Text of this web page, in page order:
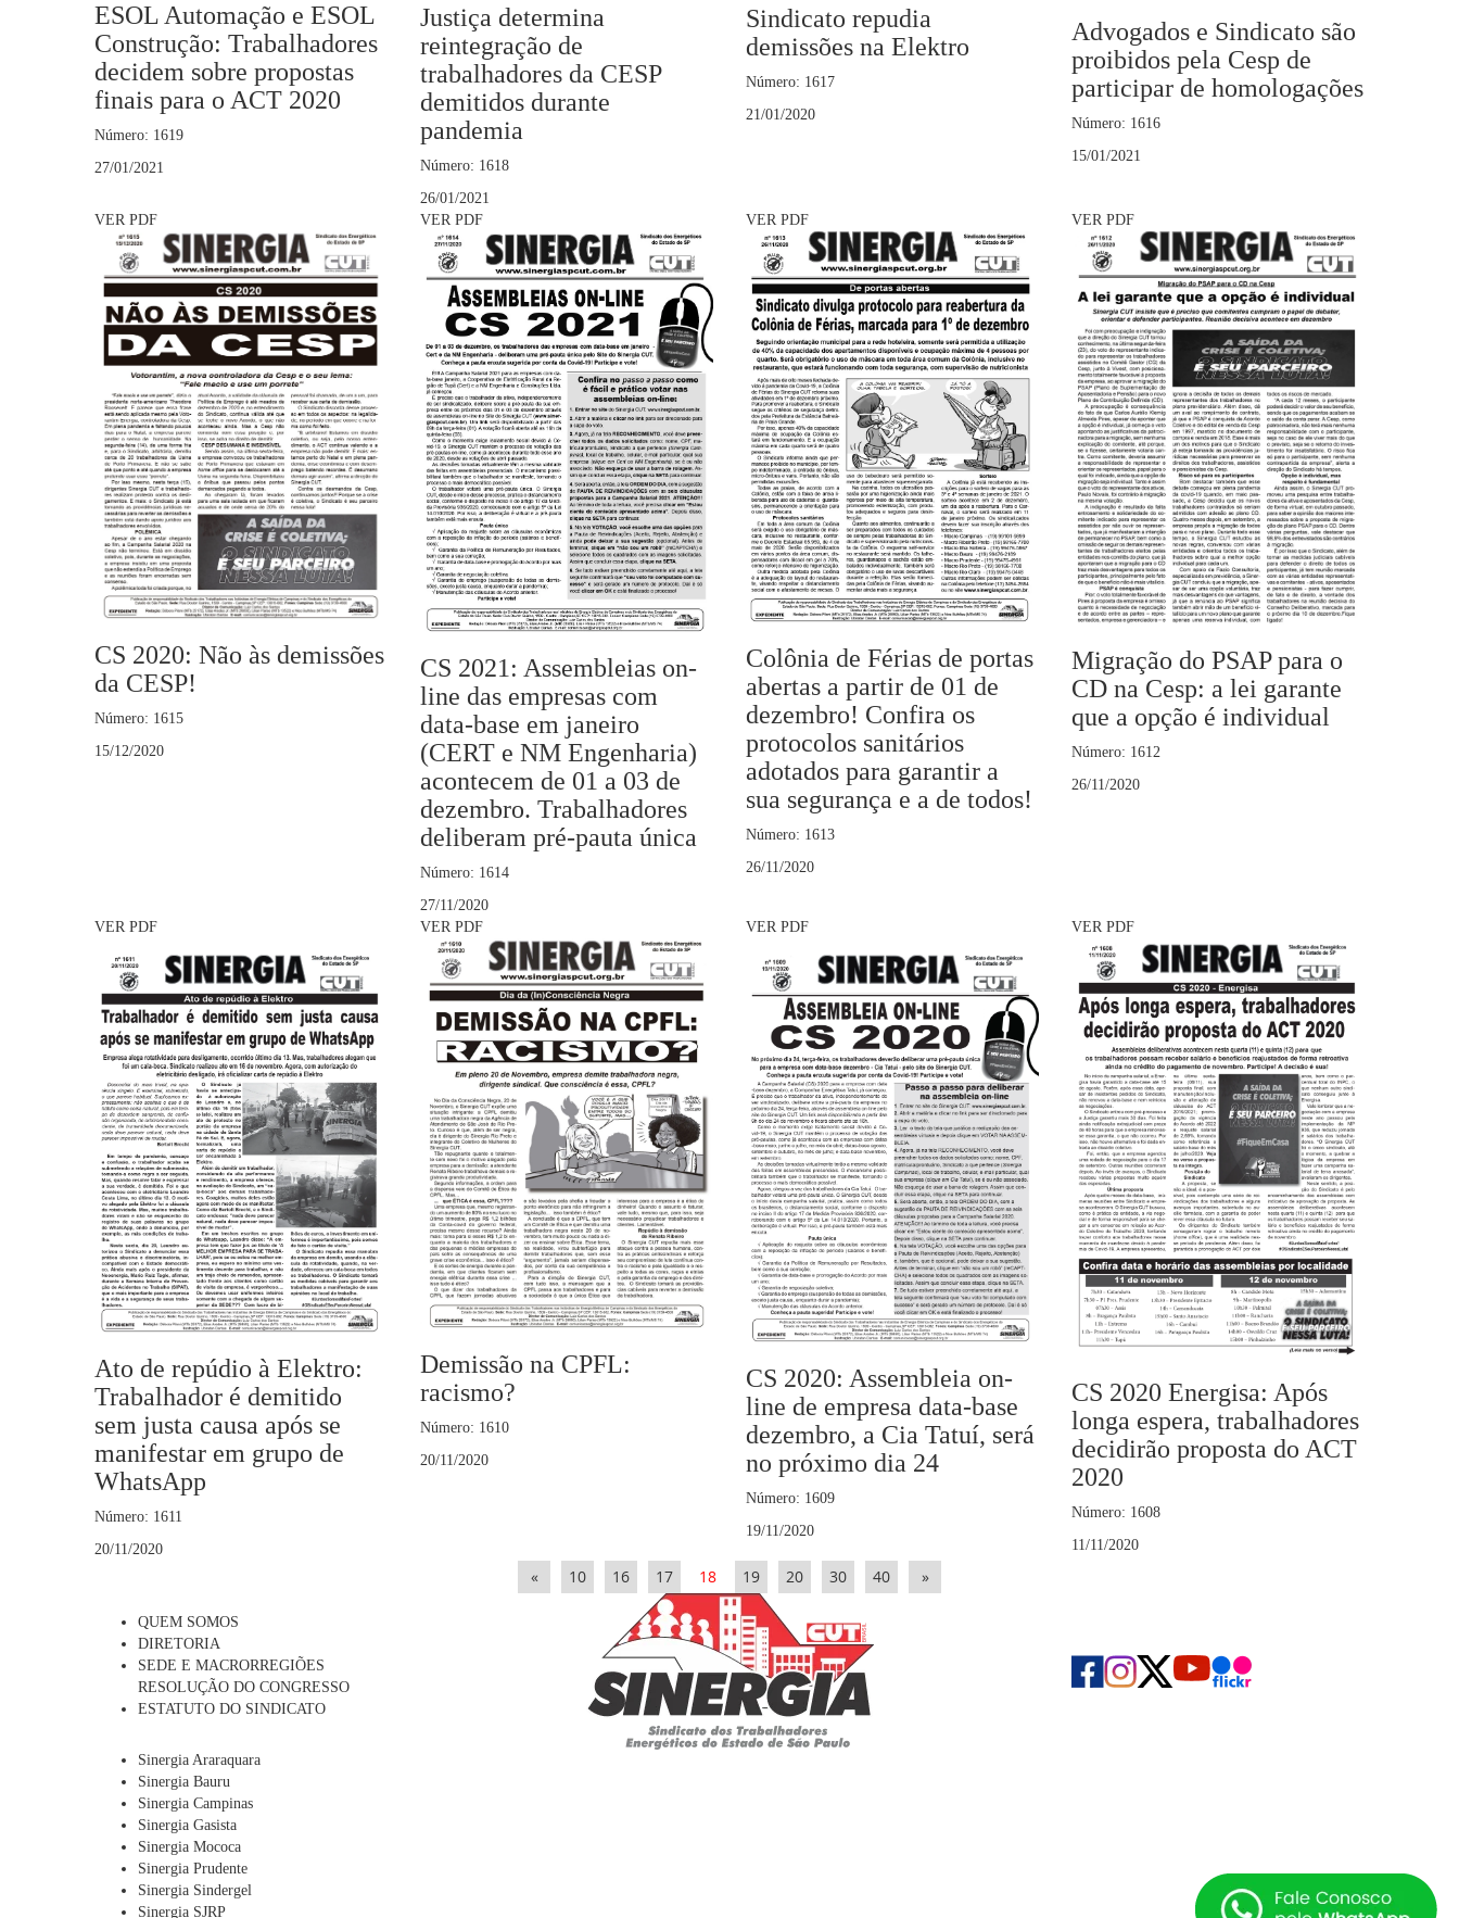
ESOL Automação e ESOL
Construção: Trabalhadores
decidem sobre propostas
finais para o ACT 2020
Número: 1619
27/01/2021
Justiça determina
reintegração de
trabalhadores da CESP
demitidos durante
pandemia
Número: 1618
26/01/2021
Sindicato repudia
demissões na Elektro
Número: 1617
21/01/2020
Advogados e Sindicato são
proibidos pela Cesp de
participar de homologações
Número: 1616
15/01/2021
VER PDF
CS 2020: Não às demissões
da CESP!
Número: 1615
15/12/2020
VER PDF
CS 2021: Assembleias on-
line das empresas com
data-base em janeiro
(CERT e NM Engenharia)
acontecem de 01 a 03 de
dezembro. Trabalhadores
deliberam pré-pauta única
Número: 1614
27/11/2020
VER PDF
Colônia de Férias de portas
abertas a partir de 01 de
dezembro! Confira os
protocolos sanitários
adotados para garantir a
sua segurança e a de todos!
Número: 1613
26/11/2020
VER PDF
Migração do PSAP para o
CD na Cesp: a lei garante
que a opção é individual
Número: 1612
26/11/2020
VER PDF
Ato de repúdio à Elektro:
Trabalhador é demitido
sem justa causa após se
manifestar em grupo de
WhatsApp
Número: 1611
20/11/2020
VER PDF
Demissão na CPFL:
racismo?
Número: 1610
20/11/2020
VER PDF
CS 2020: Assembleia on-
line de empresa data-base
dezembro, a Cia Tatuí, será
no próximo dia 24
Número: 1609
19/11/2020
VER PDF
CS 2020 Energisa: Após
longa espera, trabalhadores
decidirão proposta do ACT
2020
Número: 1608
11/11/2020
« 10 16 17 18 19 20 30 40 »
QUEM SOMOS
DIRETORIA
SEDE E MACRORREGIÕES
RESOLUÇÃO DO CONGRESSO
ESTATUTO DO SINDICATO
Sinergia Araraquara
Sinergia Bauru
Sinergia Campinas
Sinergia Gasista
Sinergia Mococa
Sinergia Prudente
Sinergia Sindergel
Sinergia SJRP